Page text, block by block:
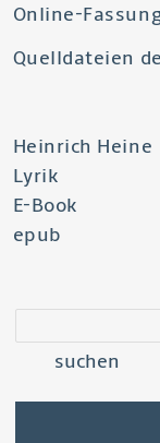
Online-
Quelldateien
Heinrich Heine
Lyrik
E-Book
epub